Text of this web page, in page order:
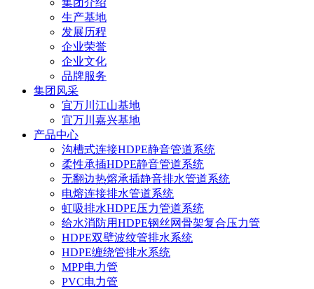
生产基地
发展历程
企业荣誉
企业文化
品牌服务
集团风采
宜万川江山基地
宜万川嘉兴基地
产品中心
沟槽式连接HDPE静音管道系统
柔性承插HDPE静音管道系统
无翻边热熔承插静音排水管道系统
电熔连接排水管道系统
虹吸排水HDPE压力管道系统
给水消防用HDPE钢丝网骨架复合压力管
HDPE双壁波纹管排水系统
HDPE缠绕管排水系统
MPP电力管
PVC电力管